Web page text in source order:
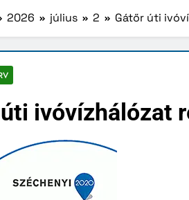
2026 július 2 Gátőr úti
ivóvízhálózat